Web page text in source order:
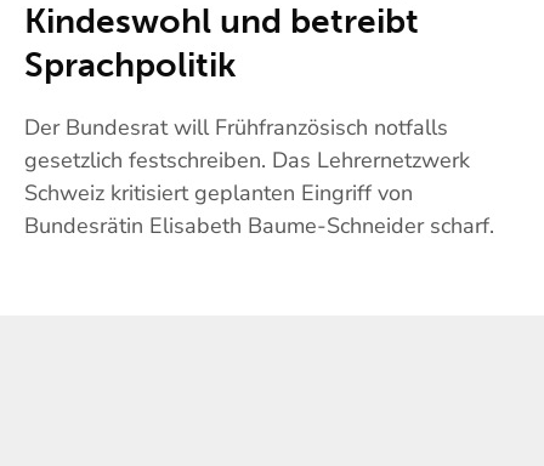
Kindeswohl und betreibt
Sprachpolitik
Der Bundesrat will Frühfranzösisch notfalls
gesetzlich festschreiben. Das Lehrernetzwerk
Schweiz kritisiert geplanten Eingriff von
Bundesrätin Elisabeth Baume-Schneider scharf.